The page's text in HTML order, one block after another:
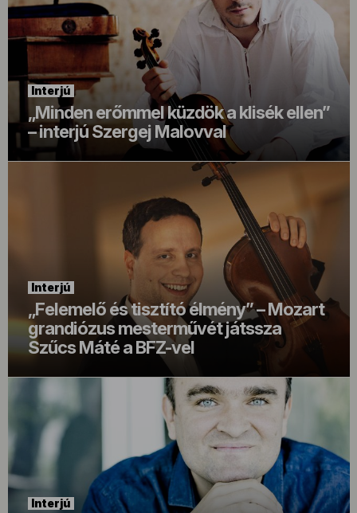
Interjú
„Minden erőmmel küzdök a klisék ellen”
– interjú Szergej Malovval
Interjú
„Felemelő és tisztító élmény” – Mozart
grandiózus mesterművét játssza
Szűcs Máté a BFZ-vel
Interjú